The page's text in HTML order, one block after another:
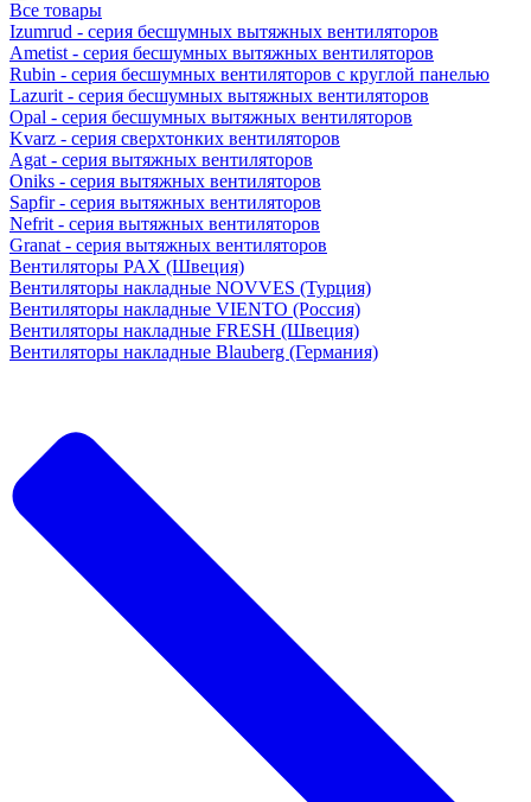
Все товары
Izumrud - серия бесшумных вытяжных вентиляторов
Ametist - серия бесшумных вытяжных вентиляторов
Rubin - серия бесшумных вентиляторов с круглой панелью
Lazurit - серия бесшумных вытяжных вентиляторов
Opal - серия бесшумных вытяжных вентиляторов
Kvarz - серия сверхтонких вентиляторов
Agat - серия вытяжных вентиляторов
Oniks - серия вытяжных вентиляторов
Sapfir - серия вытяжных вентиляторов
Nefrit - серия вытяжных вентиляторов
Granat - серия вытяжных вентиляторов
Вентиляторы PAX (Швеция)
Вентиляторы накладные NOVVES (Турция)
Вентиляторы накладные VIENTO (Россия)
Вентиляторы накладные FRESH (Швеция)
Вентиляторы накладные Blauberg (Германия)